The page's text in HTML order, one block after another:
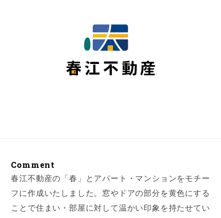
Comment
春江不動産の「春」とアパート・マンションをモチー
フに作成いたしました。窓やドアの部分を黄色にする
ことで住まい・部屋に対して温かい印象を持たせてい